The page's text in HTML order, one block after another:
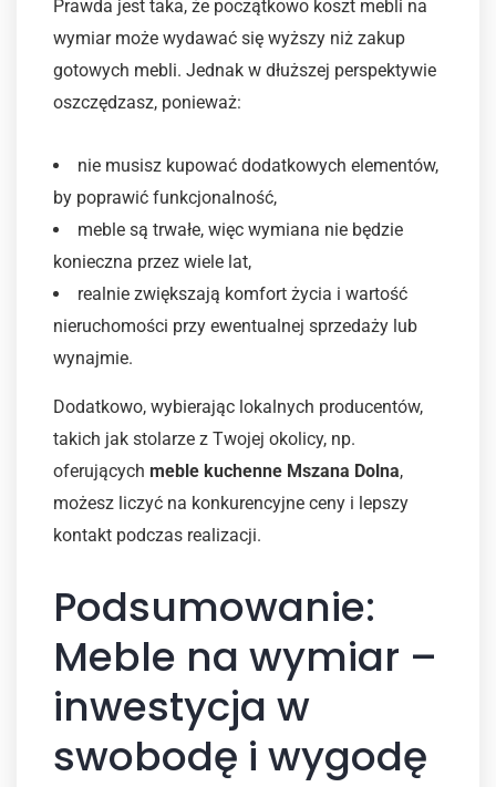
Prawda jest taka, że początkowo koszt mebli na
wymiar może wydawać się wyższy niż zakup
gotowych mebli. Jednak w dłuższej perspektywie
oszczędzasz, ponieważ:
nie musisz kupować dodatkowych elementów,
by poprawić funkcjonalność,
meble są trwałe, więc wymiana nie będzie
konieczna przez wiele lat,
realnie zwiększają komfort życia i wartość
nieruchomości przy ewentualnej sprzedaży lub
wynajmie.
Dodatkowo, wybierając lokalnych producentów,
takich jak stolarze z Twojej okolicy, np.
oferujących meble kuchenne Mszana Dolna,
możesz liczyć na konkurencyjne ceny i lepszy
kontakt podczas realizacji.
Podsumowanie:
Meble na wymiar –
inwestycja w
swobodę i wygodę